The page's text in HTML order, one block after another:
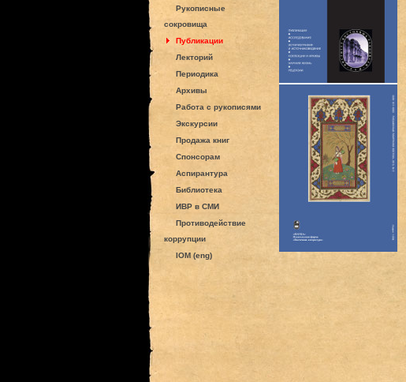
Рукописные
сокровища
Публикации
Лекторий
Периодика
Архивы
Работа с рукописями
Экскурсии
Продажа книг
Спонсорам
Аспирантура
Библиотека
ИВР в СМИ
Противодействие
коррупции
IOM (eng)